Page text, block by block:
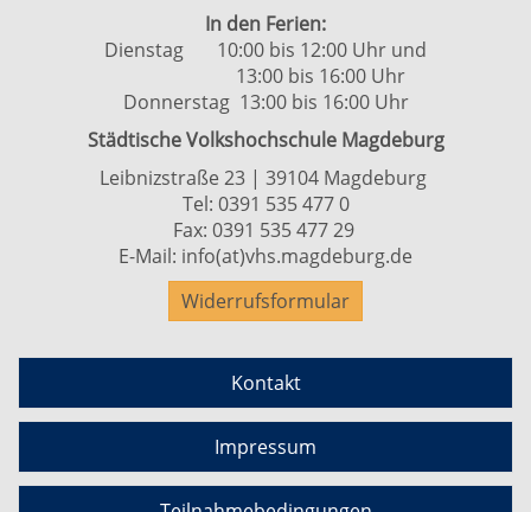
In den Ferien:
Dienstag 10:00 bis 12:00 Uhr und
13:00 bis 16:00 Uhr
Donnerstag 13:00 bis 16:00 Uhr
Städtische Volkshochschule Magdeburg
Leibnizstraße 23 | 39104 Magdeburg
Tel: 0391 535 477 0
Fax: 0391 535 477 29
E-Mail: info(at)vhs.magdeburg.de
Widerrufsformular
Kontakt
Impressum